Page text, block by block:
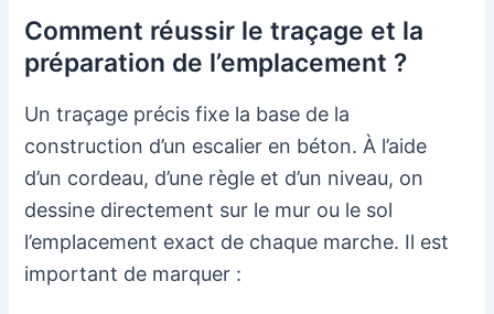
Comment réussir le traçage et la
préparation de l’emplacement ?
Un traçage précis fixe la base de la
construction d’un escalier en béton. À l’aide
d’un cordeau, d’une règle et d’un niveau, on
dessine directement sur le mur ou le sol
l’emplacement exact de chaque marche. Il est
important de marquer :